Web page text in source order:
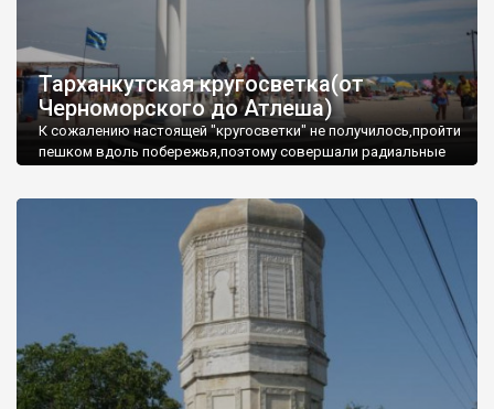
Тарханкутская кругосветка(от
Черноморского до Атлеша)
К сожалению настоящей "кругосветки" не получилось,пройти
пешком вдоль побережья,поэтому совершали радиальные